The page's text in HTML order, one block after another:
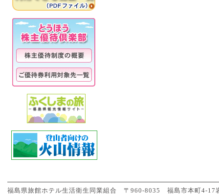
福島県旅館ホテル生活衛生同業組合 〒960-8035 福島市本町4-